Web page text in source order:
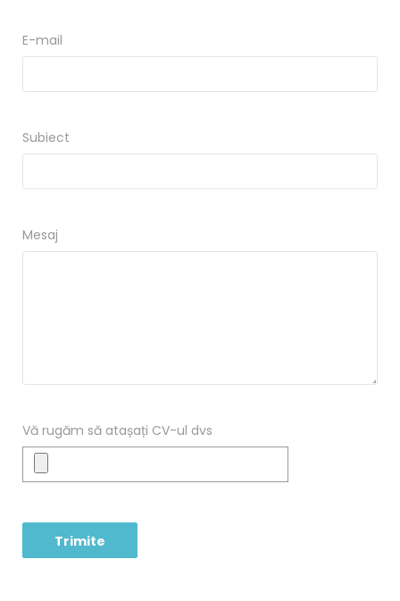
E-mail
Subiect
Mesaj
Vă rugăm să atașați CV-ul dvs